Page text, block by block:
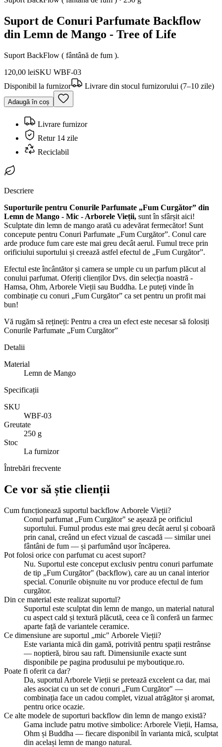
Suport de Conuri Parfumate Backflow
din Lemn de Mango - Tree of Life
Suport BackFlow ( fântână de fum ).
120,00 leiSKU WBF-03
Disponibil la furnizor
Livrare din stocul furnizorului (7–10 zile)
Adaugă în coș
Livrare furnizor
Retur 14 zile
Reciclabil
Descriere
Suporturile pentru Conurile Parfumate „Fum Curgător” din
Lemn de Mango - Mic - Arborele Vieții, sunt în sfârșit aici!
Sculptate din lemn de mango arată cu adevărat fermecător! Sunt
concepute pentru Conuri Parfumate „Fum Curgător”. Conul care
arde produce fum care este mai greu decât aerul. Fumul trece prin
orificiului suportului și creează astfel efectul de „Fum Curgător”.
Efectul este încântător și camera se umple cu un parfum plăcut al
conului parfumat. Oferiți clienților Dvs. din selecția noastră -
Hamsa, Ohm, Arborele Vieții sau Buddha. Le puteți vinde în
combinație cu conuri „Fum Curgător” ca set pentru un profit mai
bun!
Vă rugăm să rețineți: Pentru a crea un efect este necesar să folosiți
Conurile Parfumate „Fum Curgător”
Detalii
Material
Lemn de Mango
Specificații
SKU
WBF-03
Greutate
250 g
Stoc
La furnizor
Întrebări frecvente
Ce vor să știe clienții
Cum funcționează suportul backflow Arborele Vieții?
Conul parfumat „Fum Curgător" se așează pe orificiul
suportului. Fumul produs este mai greu decât aerul și coboară
prin canal, creând un efect vizual de cascadă — similar unei
fântâni de fum — și parfumând ușor încăperea.
Pot folosi orice con parfumat cu acest suport?
Nu. Suportul este conceput exclusiv pentru conuri parfumate
de tip „Fum Curgător" (backflow), care au un canal interior
special. Conurile obișnuite nu vor produce efectul de fum
curgător.
Din ce material este realizat suportul?
Suportul este sculptat din lemn de mango, un material natural
cu aspect cald și textură plăcută, ceea ce îi conferă un farmec
aparte față de variantele ceramice.
Ce dimensiune are suportul „mic" Arborele Vieții?
Este varianta mică din gamă, potrivită pentru spații restrânse
— noptieră, birou sau raft. Dimensiunile exacte sunt
disponibile pe pagina produsului pe myboutique.ro.
Poate fi oferit ca dar?
Da, suportul Arborele Vieții se pretează excelent ca dar, mai
ales asociat cu un set de conuri „Fum Curgător" —
combinația face un cadou complet, vizual atrăgător și aromat,
pentru orice ocazie.
Ce alte modele de suporturi backflow din lemn de mango există?
Gama include patru motive simbolice: Arborele Vieții, Hamsa,
Ohm și Buddha — fiecare disponibil în varianta mică, sculptat
din același lemn de mango natural.